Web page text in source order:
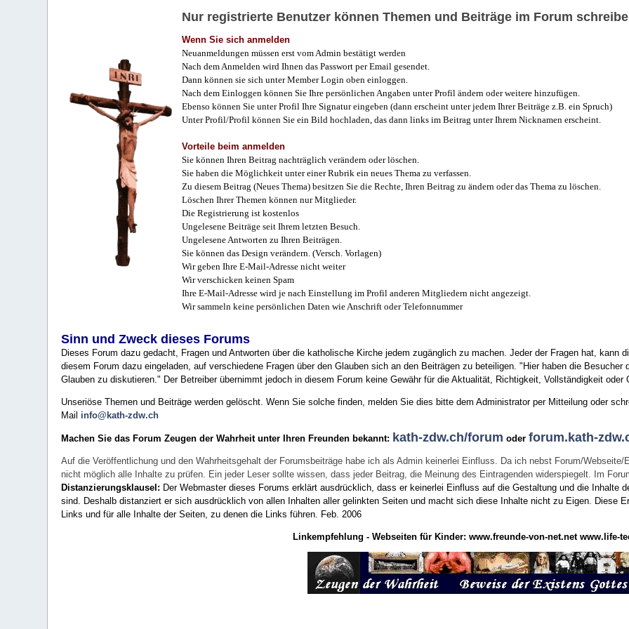
Nur registrierte Benutzer können Themen und Beiträge im Forum
Wenn Sie sich anmelden
Neuanmeldungen müssen erst vom Admin bestätigt werden
Nach dem Anmelden wird Ihnen das Passwort per Email gesendet.
Dann können sie sich unter Member Login oben einloggen.
Nach dem Einloggen können Sie Ihre persönlichen Angaben unter Profil ändern oder weitere hinzufügen.
Ebenso können Sie unter Profil Ihre Signatur eingeben (dann erscheint unter jedem Ihrer Beiträge z.B. ein Spruch)
Unter Profil/Profil können Sie ein Bild hochladen, das dann links im Beitrag unter Ihrem Nicknamen erscheint.
Vorteile beim anmelden
Sie können Ihren Beitrag nachträglich verändern oder löschen.
Sie haben die Möglichkeit unter einer Rubrik ein neues Thema zu verfassen.
Zu diesem Beitrag (Neues Thema) besitzen Sie die Rechte, Ihren Beitrag zu ändern oder das Thema zu löschen.
Löschen Ihrer Themen können nur Mitglieder.
Die Registrierung ist kostenlos
Ungelesene Beiträge seit Ihrem letzten Besuch.
Ungelesene Antworten zu Ihren Beiträgen.
Sie können das Design verändern. (Versch. Vorlagen)
Wir geben Ihre E-Mail-Adresse nicht weiter
Wir verschicken keinen Spam
Ihre E-Mail-Adresse wird je nach Einstellung im Profil anderen Mitgliedern nicht angezeigt.
Wir sammeln keine persönlichen Daten wie Anschrift oder Telefonnummer
Sinn und Zweck dieses Forums
Dieses Forum dazu gedacht, Fragen und Antworten über die katholische Kirche jedem zugänglich zu machen. Jeder der Fragen hat, kann
diesem Forum dazu eingeladen, auf verschiedene Fragen über den Glauben sich an den Beiträgen zu beteiligen. "Hier haben die
Glauben zu diskutieren." Der Betreiber übernimmt jedoch in diesem Forum keine Gewähr für die Aktualität, Richtigkeit, Vollständigkeit
Unseriöse Themen und Beiträge werden gelöscht. Wenn Sie solche finden, melden Sie dies bitte dem Administrator per Mitteilung oder
Mail info@kath-zdw.ch
Machen Sie das Forum Zeugen der Wahrheit unter Ihren Freunden bekannt: kath-zdw.ch/forum oderforum.kath-
Auf die Veröffentlichung und den Wahrheitsgehalt der Forumsbeiträge habe ich als Admin keinerlei Einfluss. Da ich nebst Forum/
nicht möglich alle Inhalte zu prüfen. Ein jeder Leser sollte wissen, dass jeder Beitrag, die Meinung des Eintragenden widerspiegelt. Im
Distanzierungsklausel: Der Webmaster dieses Forums erklärt ausdrücklich, dass er keinerlei Einfluss auf die Gestaltung und die Inhalte
sind. Deshalb distanziert er sich ausdrücklich von allen Inhalten aller gelinkten Seiten und macht sich diese Inhalte nicht zu Eigen.
Diese
Links und für alle Inhalte der Seiten, zu denen die Links führen.
Feb. 2006
Linkempfehlung - Webseiten für Kinder: www.freunde-von-net.net www.life-